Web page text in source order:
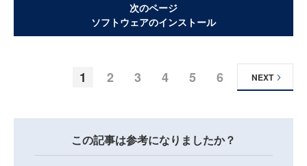
次のページ
ソフトウェアのインストール
1 2 3 4 5 6 NEXT
この記事は参考になりましたか？